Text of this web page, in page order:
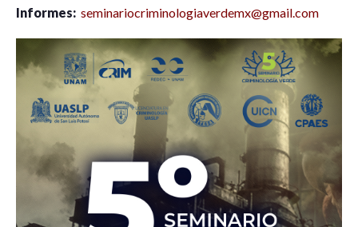
Informes: seminariocriminologiaverdemx@gmail.com